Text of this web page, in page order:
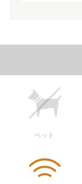
ペット